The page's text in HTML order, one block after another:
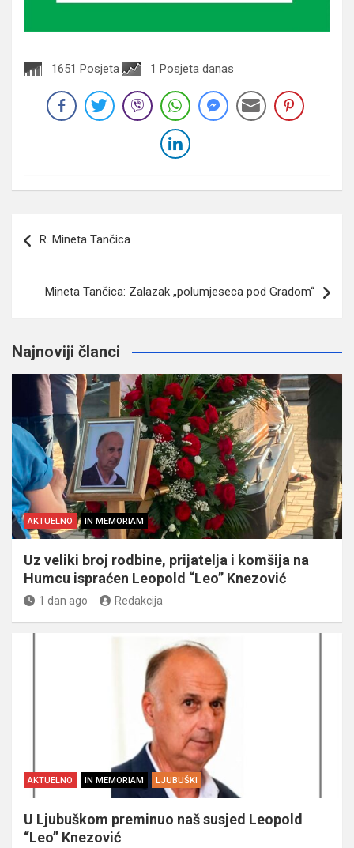
1651 Posjeta 1 Posjeta danas
članaka
R. Mineta Tančica
Mineta Tančica: Zalazak „polumjeseca pod Gradom“
Najnoviji članci
AKTUELNO IN MEMORIAM
Uz veliki broj rodbine, prijatelja i komšija na
Humcu ispraćen Leopold “Leo” Knezović
1 dan ago Redakcija
AKTUELNO IN MEMORIAM LJUBUŠKI
U Ljubuškom preminuo naš susjed Leopold
“Leo” Knezović